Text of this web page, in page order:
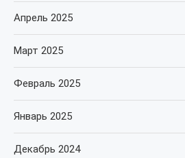
Апрель 2025
Март 2025
Февраль 2025
Январь 2025
Декабрь 2024